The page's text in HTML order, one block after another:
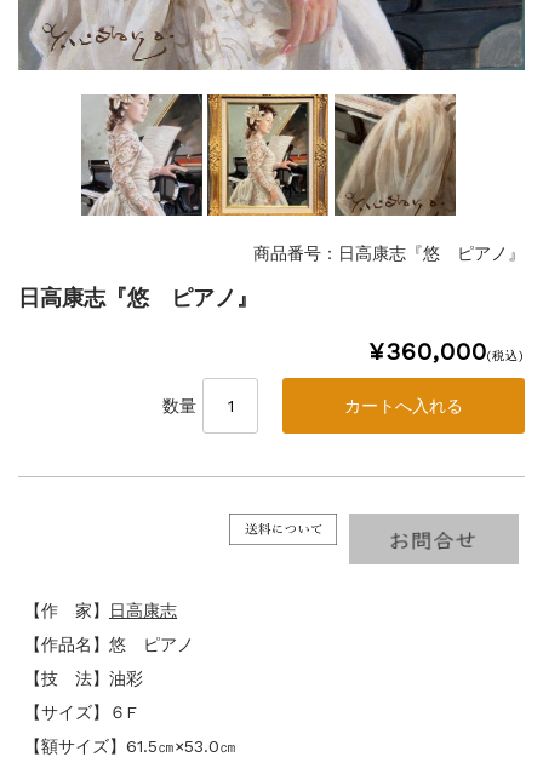
商品番号：日高康志『悠 ピアノ』
日高康志『悠 ピアノ』
¥360,000(税込)
数量
【作 家】
日高康志
【作品名】悠 ピアノ
【技 法】油彩
【サイズ】６F
【額サイズ】61.5㎝×53.0㎝